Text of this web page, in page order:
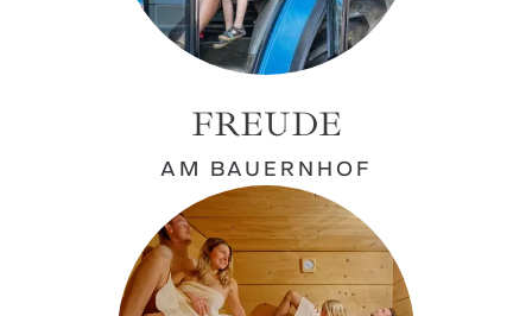
FREUDE
AM BAUERNHOF